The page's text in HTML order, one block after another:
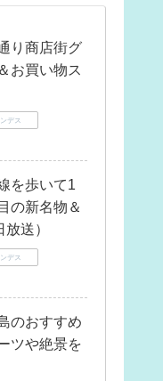
り商店街グ
お買い物ス
デス
を歩いて1
の新名物＆
送）
デス
のおすすめ
ツや絶景を